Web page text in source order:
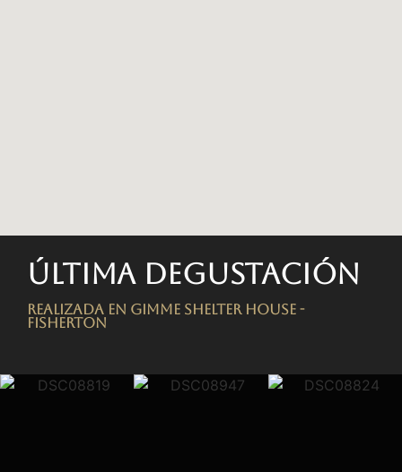
Última degustación
Realizada en Gimme Shelter House -
FISHERTON